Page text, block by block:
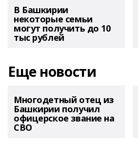
В Башкирии
некоторые семьи
могут получить до 10
тыс рублей
Еще новости
Многодетный отец из
Башкирии получил
офицерское звание на
СВО